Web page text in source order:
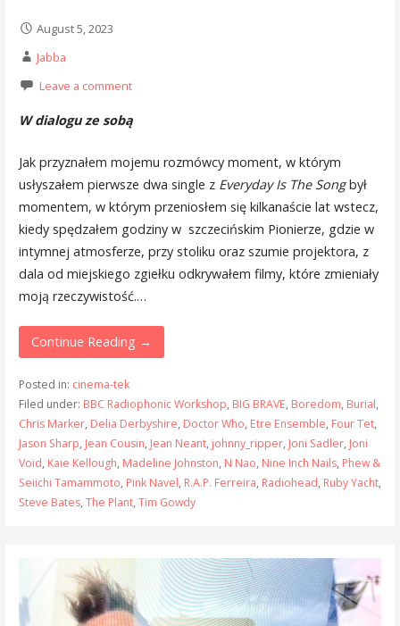
August 5, 2023
Jabba
Leave a comment
W dialogu ze sobą
Jak przyznałem mojemu rozmówcy moment, w którym
usłyszałem pierwsze dwa single z Everyday Is The Songbył
momentem, w którym przeniosłem się kilkanaście lat wstecz,
kiedy spędzałem godziny w szczecińskim Pionierze, gdzie w
intymnej atmosferze, przy stoliku oraz szumie projektora, z
dala od miejskiego zgiełku odkrywałem filmy, które zmieniały
moją rzeczywistość.…
Continue Reading →
Posted in: cinema-tek
Filed under: BBC Radiophonic Workshop, BIG BRAVE, Boredom, Burial,
Chris Marker, Delia Derbyshire, Doctor Who, Etre Ensemble, Four Tet,
Jason Sharp, Jean Cousin, Jean Neant, johnny_ripper, Joni Sadler, Joni
Void, Kaie Kellough, Madeline Johnston, N Nao, Nine Inch Nails, Phew &
Seiichi Tamammoto, Pink Navel, R.A.P. Ferreira, Radiohead, Ruby Yacht,
Steve Bates, The Plant, Tim Gowdy